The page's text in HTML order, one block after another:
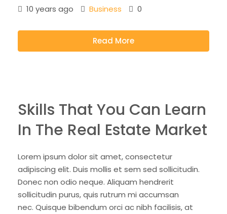
10 years ago Business 0
Read More
Skills That You Can Learn
In The Real Estate Market
Lorem ipsum dolor sit amet, consectetur
adipiscing elit. Duis mollis et sem sed sollicitudin.
Donec non odio neque. Aliquam hendrerit
sollicitudin purus, quis rutrum mi accumsan
nec. Quisque bibendum orci ac nibh facilisis, at